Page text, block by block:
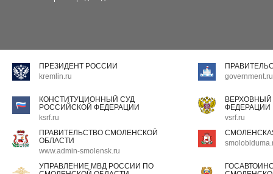
ПРЕЗИДЕНТ РОССИИ
kremlin.ru
government.ru
КОНСТИТУЦИОННЫЙ СУД
РОССИЙСКОЙ ФЕДЕРАЦИИ
ksrf.ru
ФЕДЕРАЦИИ
vsrf.ru
ПРАВИТЕЛЬСТВО СМОЛЕНСКОЙ
ОБЛАСТИ
www.admin-smolensk.ru
УПРАВЛЕНИЕ МВД РОССИИ ПО